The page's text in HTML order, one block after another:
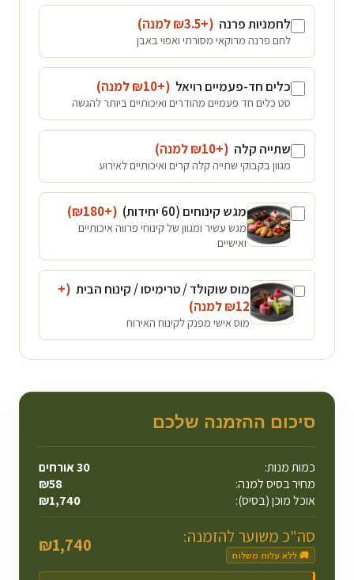
לחמניות פרנה (+₪
3.5 למנה)
לחם פרנה מרוקאי מסורתי ואפוי באבן
כלים חד-פעמיים רויאל (+₪
10 למנה)
סט כלים חד פעמיים מהודרים ואיכותיים ביותר להגשה
שתייה קלה (+₪
10 למנה)
מגוון בקבוקי שתייה קלה קרים ואיכותיים לאירוע
מגש קינוחים (60 יחידות) (+₪
180
)
מגש עשיר ומגוון של קינוחי פרווה איכותיים
ואישיים
מוס שוקולד / טרימיסו / קינוח הבית (+
₪12 למנה)
מוס אישי מפנק לקינוח האירוח
סיכום ההזמנה שלכם
כמות מנות: 30אורחים
מחיר בסיס למנה:
₪58
אוכל מוכן (בסיס):
₪1,740
סה"כ משוער להזמנה:
🚚 ללא עלות משלוח ₪1,740